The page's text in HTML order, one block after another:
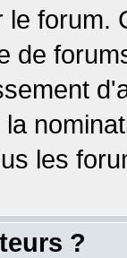
le forum.
de
les
?